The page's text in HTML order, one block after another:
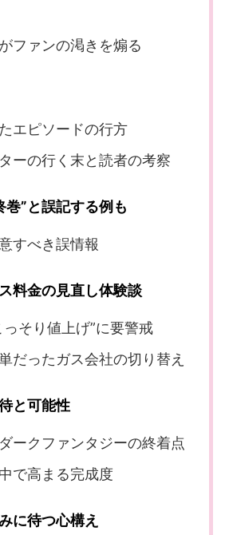
ファンの渇きを煽る
エピソードの行方
ーの行く末と読者の考察
巻”と誤記する例も
すべき誤情報
料金の見直し体験談
っそり値上げ”に要警戒
だったガス会社の切り替え
と可能性
ークファンタジーの終着点
で高まる完成度
に待つ心構え